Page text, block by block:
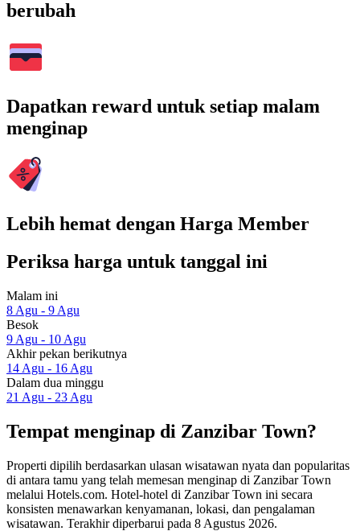
berubah
Dapatkan reward untuk setiap malam
menginap
Lebih hemat dengan Harga Member
Periksa harga untuk tanggal ini
Malam ini
8 Agu - 9 Agu
Besok
9 Agu - 10 Agu
Akhir pekan berikutnya
14 Agu - 16 Agu
Dalam dua minggu
21 Agu - 23 Agu
Tempat menginap di Zanzibar Town?
Properti dipilih berdasarkan ulasan wisatawan nyata dan popularitas
di antara tamu yang telah memesan menginap di Zanzibar Town
melalui Hotels.com. Hotel-hotel di Zanzibar Town ini secara
konsisten menawarkan kenyamanan, lokasi, dan pengalaman
wisatawan. Terakhir diperbarui pada 8 Agustus 2026.